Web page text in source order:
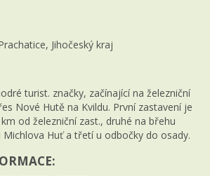
Jihočeský kraj
turist. značky, začínající na železniční
Nové Hutě na Kvildu. První zastavení je
od železniční zast., druhé na břehu
Huť a třetí u odbočky do osady.